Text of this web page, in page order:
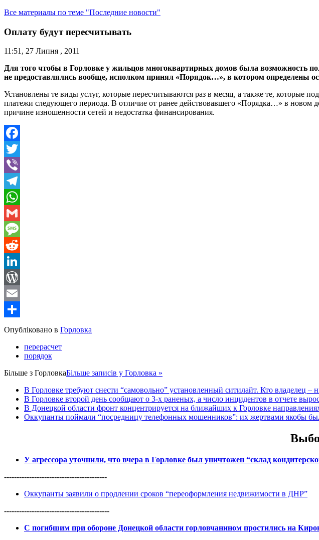
Все материалы по теме "Последние новости"
Оплату будут пересчитывать
11:51, 27 Липня , 2011
Для того чтобы в Горловке у жильцов многоквартирных домов была возможность
не предоставлялись вообще, исполком принял «Порядок…», в котором определены
Установлены те виды услуг, которые пересчитываются раз в месяц, а также те, которые
платежи следующего периода. В отличие от ранее действовавшего «Порядка…» в новом
причине изношенности сетей и недостатка финансирования.
Facebook
Twitter
Viber
Telegram
WhatsApp
Gmail
Message
Reddit
LinkedIn
WordPress
Email
Share
Опубліковано в Горловка
перерасчет
порядок
Більше з ГорловкаБільше записів у Горловка »
В Горловке требуют снести “самовольно” установленный ситилайт. Кто владелец –
В Горловке второй день сообщают о 3-х раненых, а число инцидентов в отчете
В Донецкой области фронт концентрируется на ближайших к Горловке
Оккупанты поймали “посредницу телефонных мошенников”: их жертвами якобы
У агрессора уточнили, что вчера в Горловке был уничтожен “склад
-----------------------------------------
Оккупанты заявили о продлении сроков “переоформления недвижимости в ДНР”
------------------------------------------
С погибшим при обороне Донецкой области горловчанином простились на